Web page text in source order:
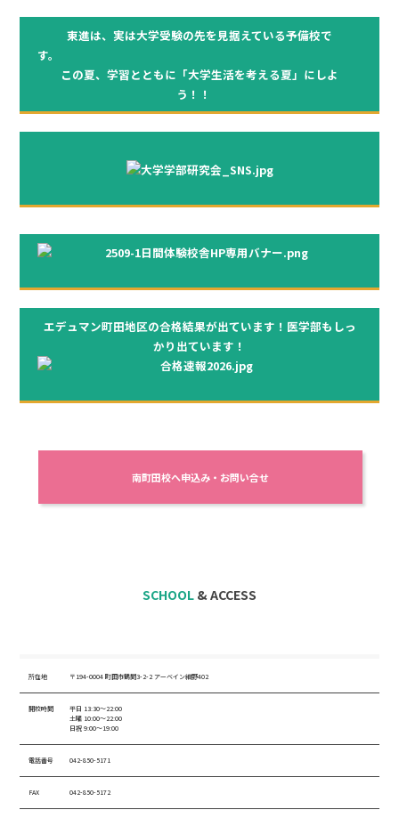
東進は、実は大学受験の先を見据えている予備校で
す
この夏、学習とともに「大学生活を考える夏」にしよ
う！！
エデュマン町田地区の合格結果が出ています！医学部もしっ
かり出ています！
南町田校へ申込み・お問い合せ
SCHOOL & ACCESS
所在地 〒194-0004 町田市鶴間3-2-2 アーベイン細野402
開校時間
平日 13:30～22:00
土曜 10:00～22:00
日祝 9:00～19:00
電話番号 042-850-5171
FAX 042-850-5172